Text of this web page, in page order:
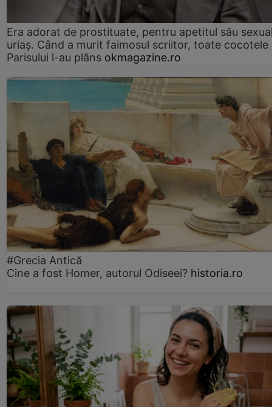
Era adorat de prostituate, pentru apetitul său
uriaș. Când a murit faimosul scriitor, toate cocotele
Parisului l-au plâns okmagazine.ro
#Grecia Antică
Cine a fost Homer, autorul Odiseei? historia.ro